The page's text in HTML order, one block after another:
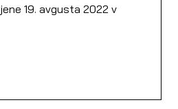
19. avgusta 2022 v